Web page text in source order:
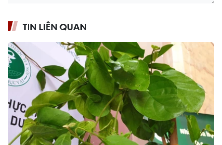
TIN LIÊN QUAN